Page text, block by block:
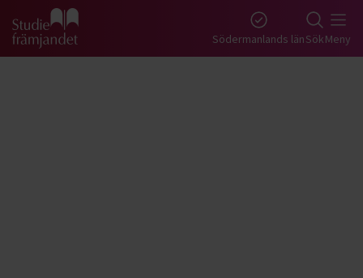
Gå till studiefrämjandets startsida Södermanlands länSökMeny